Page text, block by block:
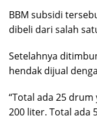
BBM subsidi
dibeli dari salah
Setelahnya
hendak dijual
“Total ada 25
200 liter. Total ada